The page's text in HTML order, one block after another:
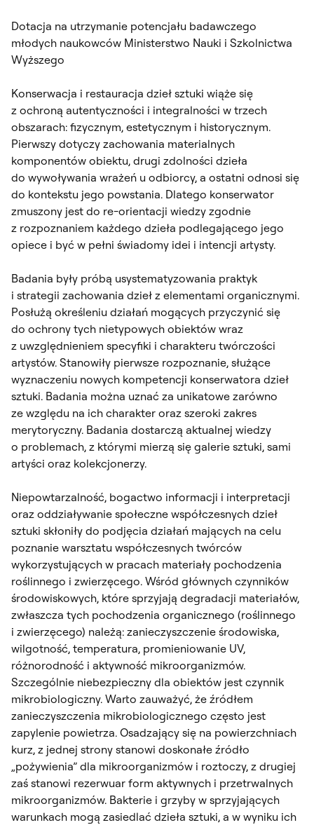
Dotacja na utrzymanie potencjału badawczego
młodych naukowców Ministerstwo Nauki i Szkolnictwa
Wyższego
Konserwacja i restauracja dzieł sztuki wiąże się
z ochroną autentyczności i integralności w trzech
obszarach: fizycznym, estetycznym i historycznym.
Pierwszy dotyczy zachowania materialnych
komponentów obiektu, drugi zdolności dzieła
do wywoływania wrażeń u odbiorcy, a ostatni odnosi się
do kontekstu jego powstania. Dlatego konserwator
zmuszony jest do re-orientacji wiedzy zgodnie
z rozpoznaniem każdego dzieła podlegającego jego
opiece i być w pełni świadomy idei i intencji artysty.
Badania były próbą usystematyzowania praktyk
i strategii zachowania dzieł z elementami organicznymi.
Posłużą określeniu działań mogących przyczynić się
do ochrony tych nietypowych obiektów wraz
z uwzględnieniem specyfiki i charakteru twórczości
artystów. Stanowiły pierwsze rozpoznanie, służące
wyznaczeniu nowych kompetencji konserwatora dzieł
sztuki. Badania można uznać za unikatowe zarówno
ze względu na ich charakter oraz szeroki zakres
merytoryczny. Badania dostarczą aktualnej wiedzy
o problemach, z którymi mierzą się galerie sztuki, sami
artyści oraz kolekcjonerzy.
Niepowtarzalność, bogactwo informacji i interpretacji
oraz oddziaływanie społeczne współczesnych dzieł
sztuki skłoniły do podjęcia działań mających na celu
poznanie warsztatu współczesnych twórców
wykorzystujących w pracach materiały pochodzenia
roślinnego i zwierzęcego. Wśród głównych czynników
środowiskowych, które sprzyjają degradacji materiałów,
zwłaszcza tych pochodzenia organicznego (roślinnego
i zwierzęcego) należą: zanieczyszczenie środowiska,
wilgotność, temperatura, promieniowanie UV,
różnorodność i aktywność mikroorganizmów.
Szczególnie niebezpieczny dla obiektów jest czynnik
mikrobiologiczny. Warto zauważyć, że źródłem
zanieczyszczenia mikrobiologicznego często jest
zapylenie powietrza. Osadzający się na powierzchniach
kurz, z jednej strony stanowi doskonałe źródło
„pożywienia” dla mikroorganizmów i roztoczy, z drugiej
zaś stanowi rezerwuar form aktywnych i przetrwalnych
mikroorganizmów. Bakterie i grzyby w sprzyjających
warunkach mogą zasiedlać dzieła sztuki, a w wyniku ich